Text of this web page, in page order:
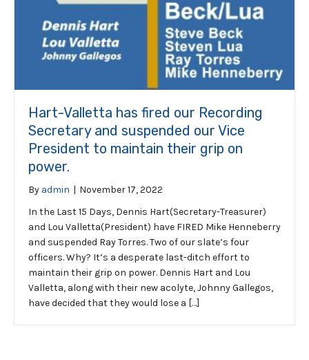
Hart-Valletta has fired our Recording
Secretary and suspended our Vice
President to maintain their grip on
power.
By admin | November 17, 2022
In the Last 15 Days, Dennis Hart(Secretary-Treasurer)
and Lou Valletta(President) have FIRED Mike Henneberry
and suspended Ray Torres. Two of our slate’s four
officers. Why? It’s a desperate last-ditch effort to
maintain their grip on power. Dennis Hart and Lou
Valletta, along with their new acolyte, Johnny Gallegos,
have decided that they would lose a […]